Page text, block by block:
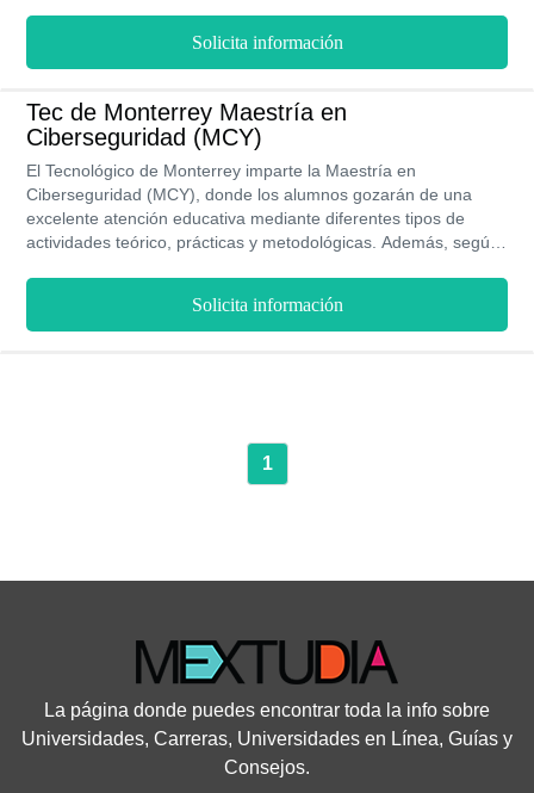
Solicita información
Tec de Monterrey Maestría en
Ciberseguridad (MCY)
El Tecnológico de Monterrey imparte la Maestría en
Ciberseguridad (MCY), donde los alumnos gozarán de una
excelente atención educativa mediante diferentes tipos de
actividades teórico, prácticas y metodológicas. Además, según
Solicita información
1
La página donde puedes encontrar toda la info sobre
Universidades, Carreras, Universidades en Línea, Guías y
Consejos.